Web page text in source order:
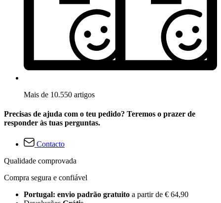
Mais de 10.550 artigos
Precisas de ajuda com o teu pedido? Teremos o prazer de
responder às tuas perguntas.
Contacto
Qualidade comprovada
Compra segura e confiável
Portugal: envio padrão gratuito a partir de € 64,90